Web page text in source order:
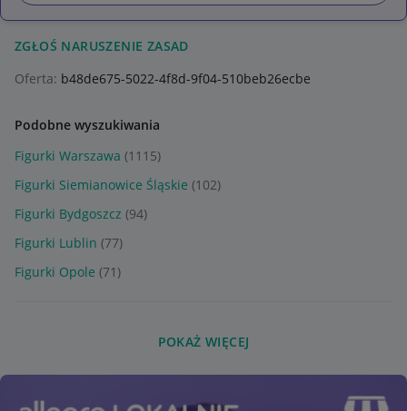
ZGŁOŚ NARUSZENIE ZASAD
Oferta: b48de675-5022-4f8d-9f04-510beb26ecbe
Podobne wyszukiwania
Figurki Warszawa (1115)
Figurki Siemianowice Śląskie (102)
Figurki Bydgoszcz (94)
Figurki Lublin (77)
Figurki Opole (71)
POKAŻ WIĘCEJ